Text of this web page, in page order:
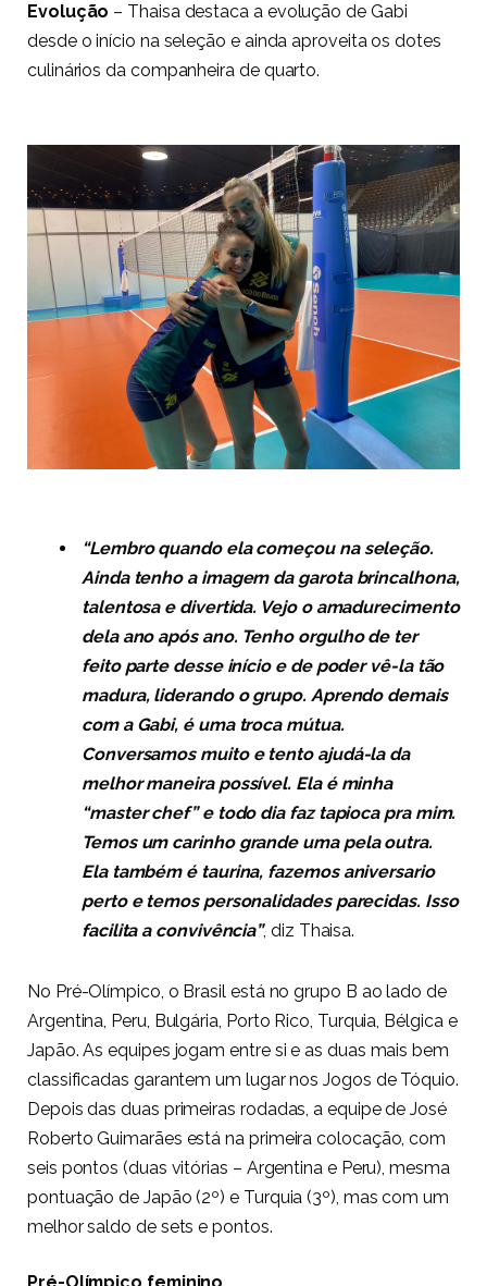
Evolução – Thaisa destaca a evolução de Gabi
desde o início na seleção e ainda aproveita os dotes
culinários da companheira de quarto.
“Lembro quando ela começou na seleção.
Ainda tenho a imagem da garota brincalhona,
talentosa e divertida. Vejo o amadurecimento
dela ano após ano. Tenho orgulho de ter
feito parte desse início e de poder vê-la tão
madura, liderando o grupo. Aprendo demais
com a Gabi, é uma troca mútua.
Conversamos muito e tento ajudá-la da
melhor maneira possível. Ela é minha
“master chef” e todo dia faz tapioca pra mim.
Temos um carinho grande uma pela outra.
Ela também é taurina, fazemos aniversario
perto e temos personalidades parecidas. Isso
facilita a convivência”, diz Thaisa.
No Pré-Olímpico, o Brasil está no grupo B ao lado de
Argentina, Peru, Bulgária, Porto Rico, Turquia, Bélgica e
Japão. As equipes jogam entre si e as duas mais bem
classificadas garantem um lugar nos Jogos de Tóquio.
Depois das duas primeiras rodadas, a equipe de José
Roberto Guimarães está na primeira colocação, com
seis pontos (duas vitórias – Argentina e Peru), mesma
pontuação de Japão (2º) e Turquia (3º), mas com um
melhor saldo de sets e pontos.